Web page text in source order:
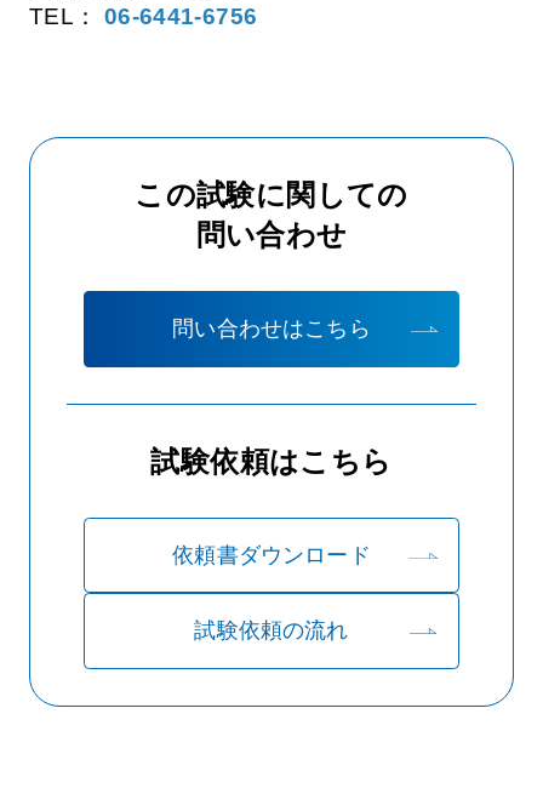
TEL：
06-6441-6756
この試験に関しての
問い合わせ
問い合わせはこちら
試験依頼はこちら
依頼書ダウンロード
試験依頼の流れ